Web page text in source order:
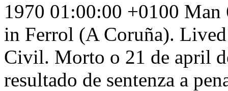
1970 01:00:00 +0100 Man
in Ferrol (A Coruña).
Civil. Morto o 21 de april
resultado de sentenza a